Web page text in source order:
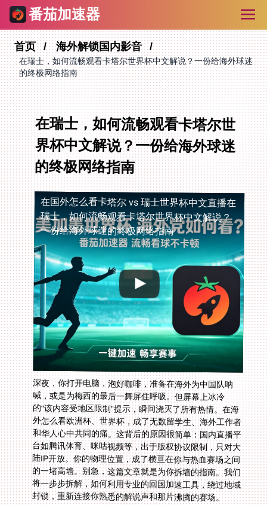
番茄加速器
首页 海外解锁国内影音
在瑞士，如何流畅观看卡塔尔世界杯中文解说？一份给海外球迷
的终极网络指南
在瑞士，如何流畅观看卡塔尔世
界杯中文解说？一份给海外球迷
的终极网络指南
在国外怎么看卡塔尔 vs 瑞士世界杯中文直播在
瑞士，如何流畅观看卡塔尔世界杯中文解说？
一份给海外球迷的终极网络指南
深夜，你打开电脑，泡好咖啡，准备在海外为中国队呐
喊，或是为梅西的最后一舞屏住呼吸。但屏幕上冰冷
的“该内容受地区限制”提示，瞬间浇灭了所有热情。在海
外怎么看欧洲杯、世界杯，成了无数留学生、海外工作者
和华人心中共同的痛。这背后的原因很简单：国内直播平
台如腾讯体育、咪咕视频等，出于版权协议限制，只对大
陆IP开放。你的物理位置，成了横亘在你与热血赛场之间
的一堵高墙。别急，这篇文章就是为你拆墙的指南。我们
将一步步拆解，如何利用专业的回国加速工具，绕过地域
封锁，重新连接你熟悉的解说声和那片沸腾的赛场。